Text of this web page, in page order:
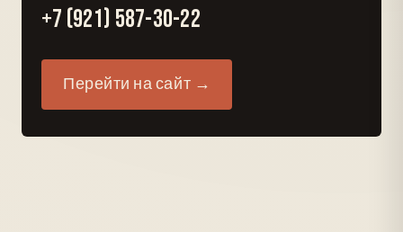
+7 (921) 587-30-22
Перейти на сайт →